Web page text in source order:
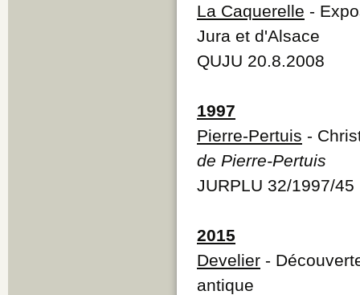
La Caquerelle -
Jura et d'Alsace
QUJU 20.8.2008
1997
Pierre-Pertuis -
de Pierre-Pertuis
JURPLU 32/1997/45
2015
Develier -
antique